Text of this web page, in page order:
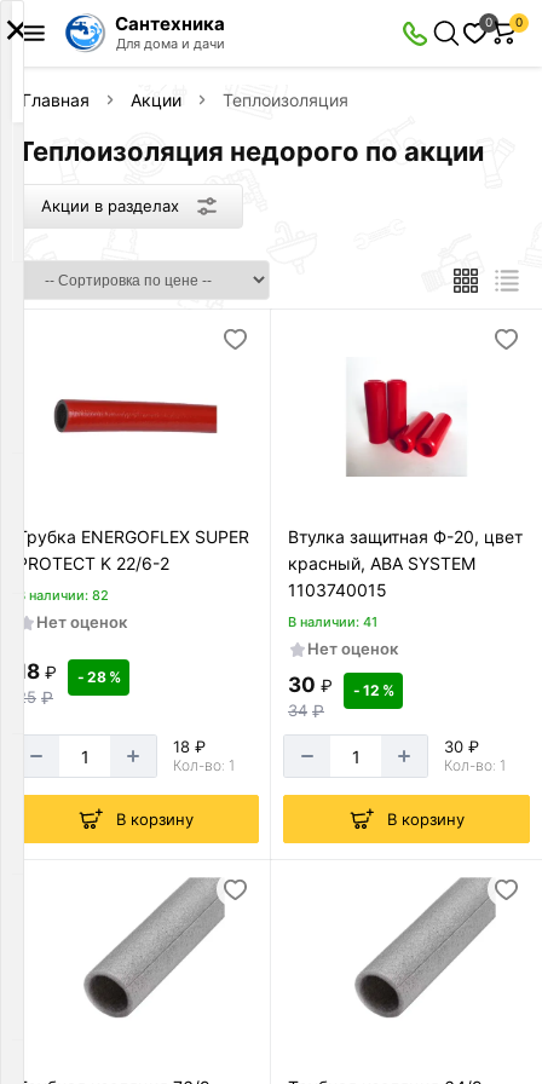
Сантехника
Для дома и дачи
0 0
Главная Акции Теплоизоляция
Теплоизоляция недорого по акции
Акции в разделах
Акции
разделах
×
Сантехника
акции:
Слив
акции:
9
по
акции:
3
Сифоны
акции:
Трапы
акции:
Товаров
по
акции:
Трубка ENERGOFLEX SUPER
PROTECT K 22/6-2
В наличии: 82
Нет оценок
18 ₽
25 ₽
- 28 %
18 ₽
Кол-во: 1
В корзину
Втулка защитная Ф-20, цвет
красный, ABA SYSTEM
1103740015
В наличии: 41
Нет оценок
30 ₽
34 ₽
- 12 %
30 ₽
Кол-во: 1
В корзину